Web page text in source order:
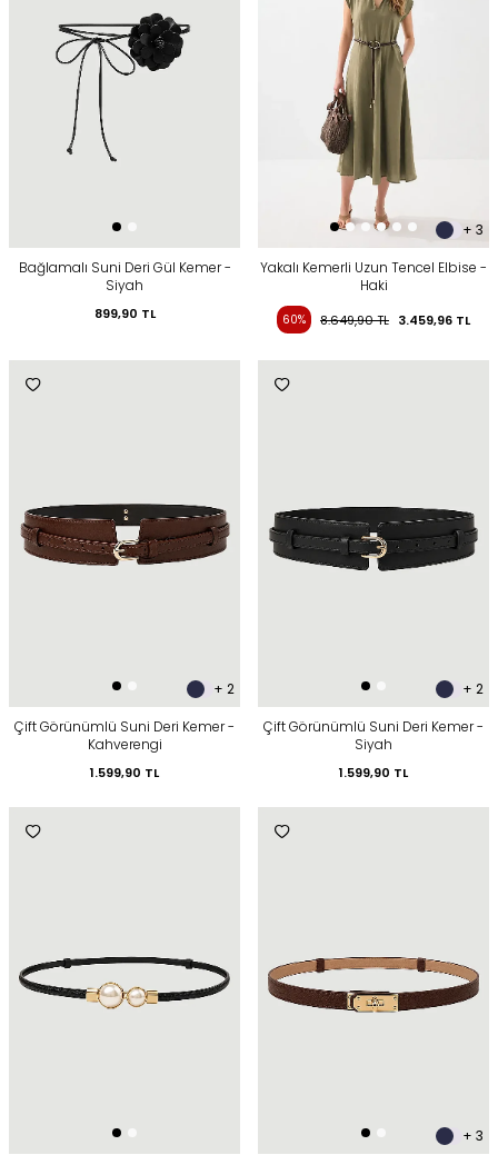
Bağlamalı Suni Deri Gül Kemer -
Siyah
899,90 TL
+ 3
Yakalı Kemerli Uzun Tencel Elbise -
Haki
60% 8.649,90TL 3.459,96 TL
+ 2
Çift Görünümlü Suni Deri Kemer -
Kahverengi
1.599,90 TL
+ 2
Çift Görünümlü Suni Deri Kemer -
Siyah
1.599,90 TL
+ 3